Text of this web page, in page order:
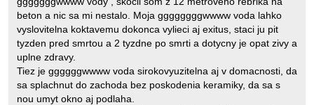
beton a nic sa mi nestalo. Moja ggggggggwwww voda lahko
vyslovitelna koktavemu dokonca vylieci aj exitus, staci ju pit
tyzden pred smrtou a 2 tyzdne po smrti a dotycny je opat zivy a
uplne zdravy.
Tiez je ggggggwwww voda sirokovyuzitelna aj v domacnosti, da
sa splachnut do zachoda bez poskodenia keramiky, da sa s
nou umyt okno aj podlaha.